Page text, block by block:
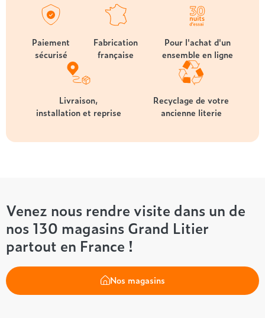
Paiement
sécurisé
Fabrication
française
Pour l'achat d'un
ensemble en ligne
Livraison,
installation et reprise
Recyclage de votre
ancienne literie
Venez nous rendre visite dans un de
nos 130 magasins Grand Litier
partout en France !
Nos magasins